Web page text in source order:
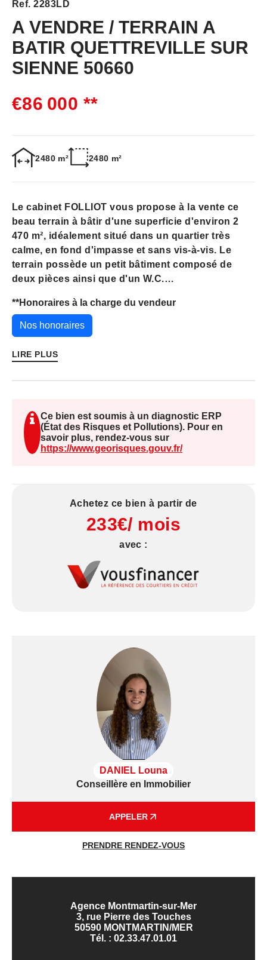
Ref. 2283LD
A VENDRE / TERRAIN A
BATIR QUETTREVILLE SUR
SIENNE 50660
€86 000 **
2480 m² 2480 m²
Le cabinet FOLLIOT vous propose à la vente ce
beau terrain à bâtir d'une superficie d'environ 2
470 m², idéalement situé dans un quartier très
calme, en fond d'impasse et sans vis-à-vis. Le
terrain possède un petit bâtiment composé de
deux pièces ainsi que d'un W.C.
Vous apprécierez sa proximité immédiate des
commerces essentiels (boulangerie, Proxi,
restaurant, école?), accessibles en seulement 2
minutes, ainsi que sa situation privilégiée à 10
minutes de la mer, de Coutances et à 25 minutes
rejoindre facilement les grandes villes.
Le terrain est entièrement viabilisé : eau,
électricité, assainissement.
https://www.georisques.gouv.fr
**Honoraires à la charge du vendeur
Nos honoraires
LIRE PLUS
Ce bien est soumis à un diagnostic ERP
(État des Risques et Pollutions). Pour en
savoir plus, rendez-vous sur
https://www.georisques.gouv.fr/
Achetez ce bien à partir de
233€/ mois
avec :
DANIEL Louna
Conseillère en Immobilier
APPELER
PRENDRE RENDEZ-VOUS
Agence Montmartin-sur-Mer
3, rue Pierre des Touches
50590 MONTMARTIN/MER
Tél. : 02.33.47.01.01